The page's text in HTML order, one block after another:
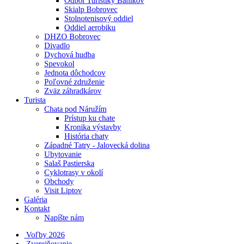
Skialp Bobrovec
Stolnotenisový oddiel
Oddiel aerobiku
DHZO Bobrovec
Divadlo
Dychová hudba
Spevokol
Jednota dôchodcov
Poľovné združenie
Zväz záhradkárov
Turista
Chata pod Náružím
Prístup ku chate
Kronika výstavby
História chaty
Západné Tatry - Jalovecká dolina
Ubytovanie
Salaš Pastierska
Cyklotrasy v okolí
Obchody
Visit Liptov
Galéria
Kontakt
Napíšte nám
Voľby 2026